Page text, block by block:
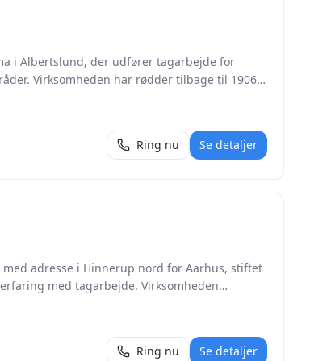
i Albertslund, der udfører tagarbejde for
Virksomheden har rødder tilbage til 1906
arbejder med både renovering og etablering
kombineres med udbedring af skader,
tilhørende tagdele som kviste og tagrender.
giver private kunder en ekstra sikkerhed
Ring nu Se detaljer
adresse i Hinnerup nord for Aarhus, stiftet
med tagarbejde. Virksomheden
tilbyder både indledende rådgivning,
kombinere tagprojektet med efterisolering,
er medlem af Byg Garanti og har flere gange
Ring nu Se detaljer